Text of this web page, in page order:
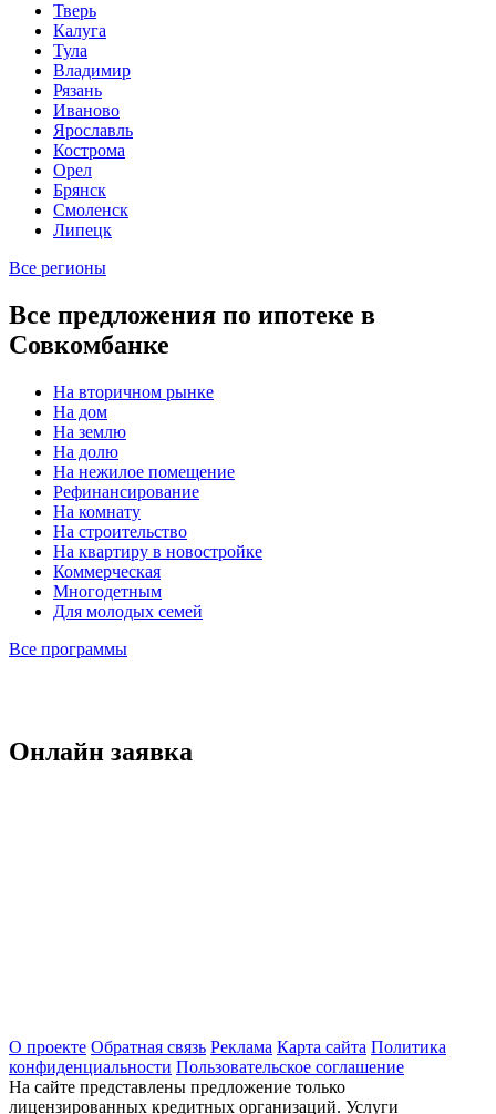
Тверь
Калуга
Тула
Владимир
Рязань
Иваново
Ярославль
Кострома
Орел
Брянск
Смоленск
Липецк
Все регионы
Все предложения по ипотеке в
Совкомбанке
На вторичном рынке
На дом
На землю
На долю
На нежилое помещение
Рефинансирование
На комнату
На строительство
На квартиру в новостройке
Коммерческая
Многодетным
Для молодых семей
Все программы
Онлайн заявка
О проекте Обратная связь Реклама Карта сайта Политика
конфиденциальности Пользовательское соглашение
На сайте представлены предложение только
лицензированных кредитных организаций. Услуги